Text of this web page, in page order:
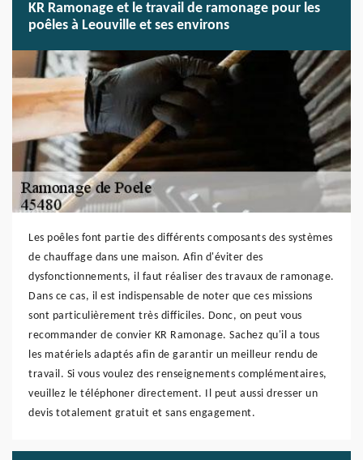
KR Ramonage et le travail de ramonage pour les
poêles à Leouville et ses environs
Les poêles font partie des différents composants des systèmes
de chauffage dans une maison. Afin d'éviter des
dysfonctionnements, il faut réaliser des travaux de ramonage.
Dans ce cas, il est indispensable de noter que ces missions
sont particulièrement très difficiles. Donc, on peut vous
recommander de convier KR Ramonage. Sachez qu'il a tous
les matériels adaptés afin de garantir un meilleur rendu de
travail. Si vous voulez des renseignements complémentaires,
veuillez le téléphoner directement. Il peut aussi dresser un
devis totalement gratuit et sans engagement.